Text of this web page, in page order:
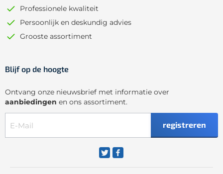
Professionele kwaliteit
Persoonlijk en deskundig advies
Grooste assortiment
Blijf op de hoogte
Ontvang onze nieuwsbrief met informatie over
aanbiedingen en ons assortiment.
registreren